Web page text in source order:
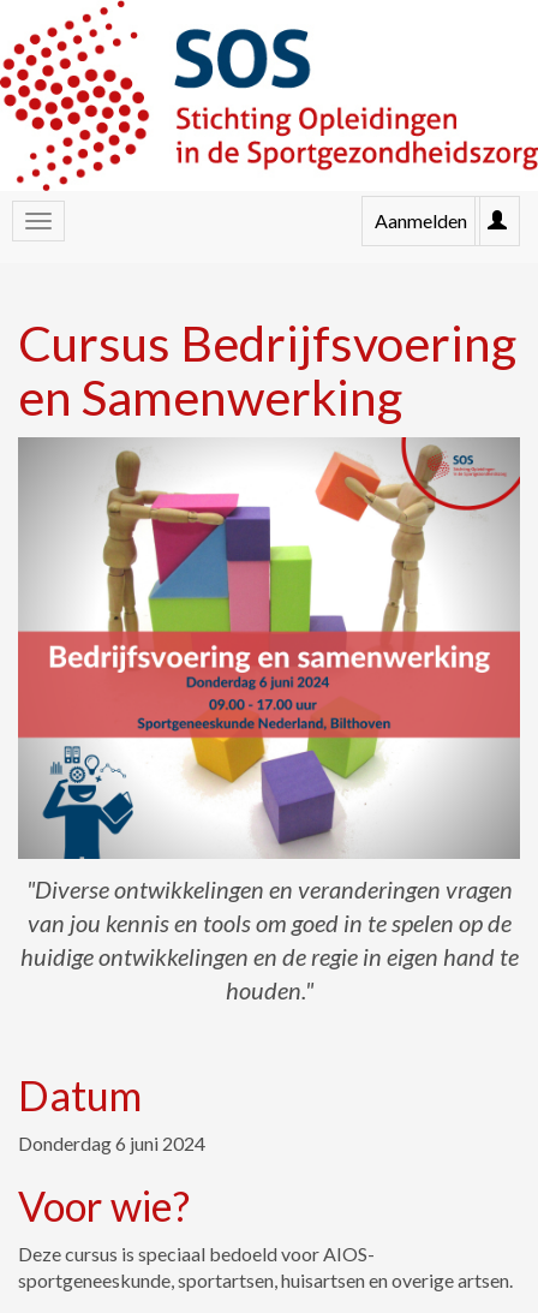
Aanmelden
Cursus Bedrijfsvoering
en Samenwerking
"Diverse ontwikkelingen en veranderingen vragen
van jou kennis en tools om goed in te spelen op de
huidige ontwikkelingen en de regie in eigen hand te
houden."
Datum
Donderdag 6 juni 2024
Voor wie?
Deze cursus is speciaal bedoeld voor AIOS-
sportgeneeskunde, sportartsen, huisartsen en overige artsen.